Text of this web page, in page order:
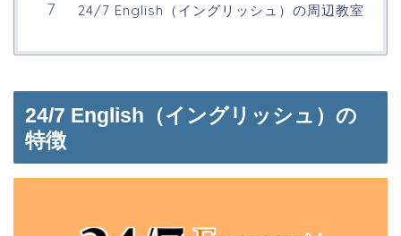
24/7 English（イングリッシュ）の周辺教室
24/7 English（イングリッシュ）の
特徴